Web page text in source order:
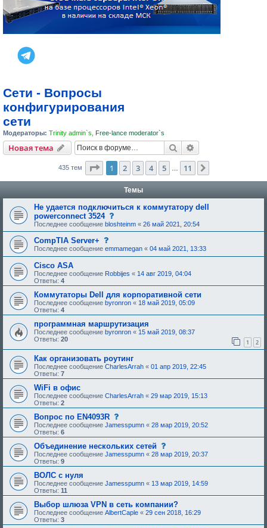
Сети - Вопросы
конфигурирования
сети
Модераторы: Trinity admin`s Free-lance moderator`s
Новая тема Поиск
435 тем Страница из 11
1 2 3 4 5 11
Темы
Не удается подключиться к коммутатору dell
powerconnect 3524
а
н
я
т
м
н
е
б
ы
л
а
о
д
б
р
е
а
Последнее сообщение bloshteinm « 26 май 2021, 20:54
CompTIA Server+
а
н
я
м
а
е
б
ы
д
о
н
.
Последнее сообщение emmamegan « 04 май 2021, 13:33
Cisco ASA
Последнее сообщение Robbijes « 14 авг 2019, 04:04
Ответы: 4
Коммутаторы Dell для корпоративной сети
Последнее сообщение byronron « 18 май 2019, 05:09
Ответы: 4
программная маршрутизация
Последнее сообщение byronron « 15 май 2019, 08:37
Ответы: 20 1 2
Как организовать роутинг
Последнее сообщение CharlesArrah « 01 апр 2019, 22:45
Ответы: 7
WiFi в офис
Последнее сообщение CharlesArrah « 29 мар 2019, 15:13
Ответы: 2
Вопрос по EN4093R
о
о
б
щ
е
н
и
т
р
б
у
Последнее сообщение Jamesspumn « 28 мар 2019, 20:52
Ответы: 6
Объединение нескольких сетей
о
о
б
н
и
е
,
т
р
Последнее сообщение Jamesspumn « 28 мар 2019, 20:37
Ответы: 9
ВОЛС с нуля
Последнее сообщение Jamesspumn « 13 мар 2019, 14:59
Ответы: 11
Выбор шлюза VPN в сеть компании?
Последнее сообщение AlbertCaple « 29 сен 2018, 16:29
Ответы: 3